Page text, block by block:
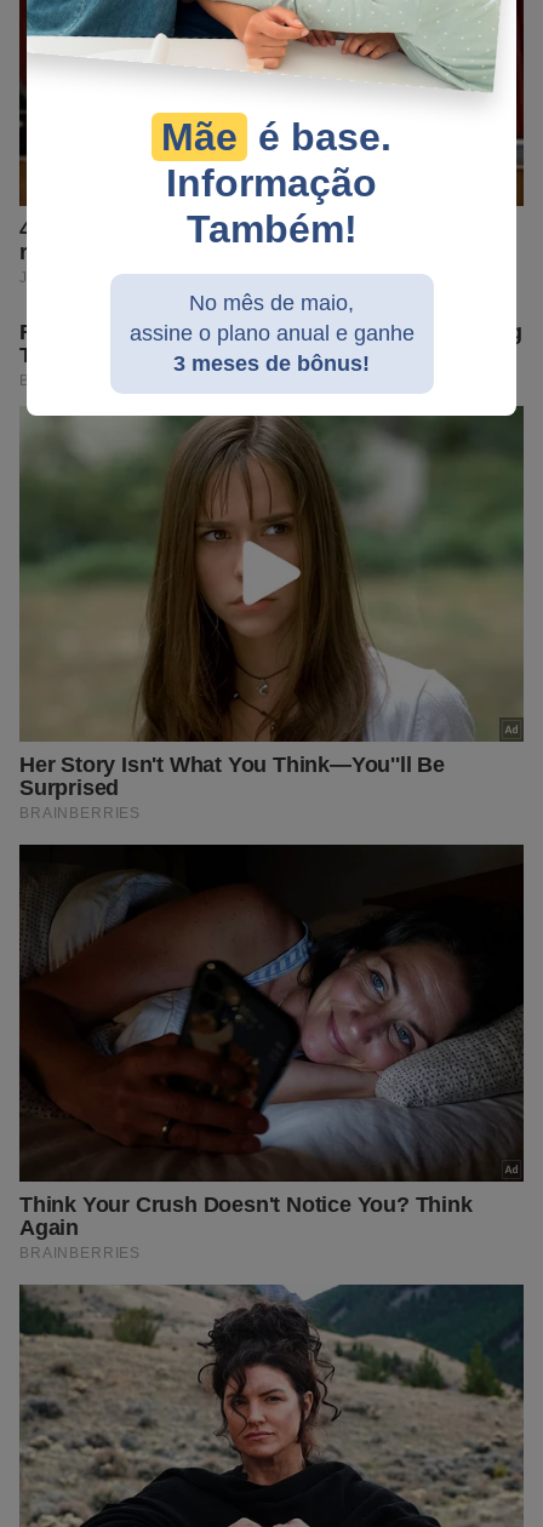
Mãe é base.
Informação
Também!
No mês de maio,
assine o plano anual e ganhe
3 meses de bônus!